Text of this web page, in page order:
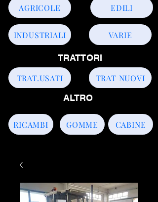
TRAT.USATI TRAT NUOVI
INDUSTRIALI
AGRICOLE EDILI
VARIE
CABINE
GOMME
RICAMBI
TRATTORI
ALTRO